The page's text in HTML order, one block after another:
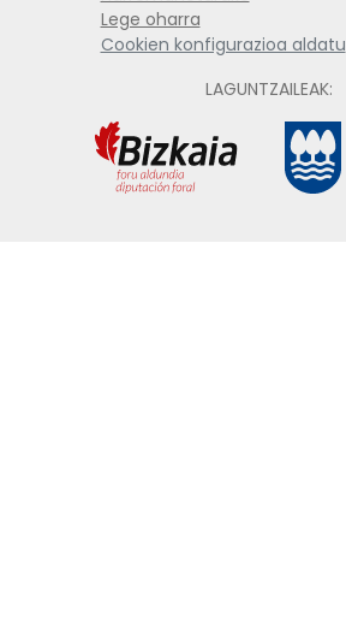
Lege oharra
Cookien konfigurazioa aldatu
LAGUNTZAILEAK: